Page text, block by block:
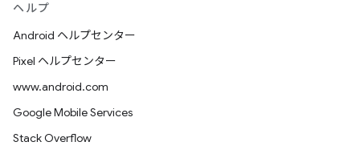
ヘルプ
Android ヘルプセンター
Pixel ヘルプセンター
www.android.com
Google Mobile Services
Stack Overflow